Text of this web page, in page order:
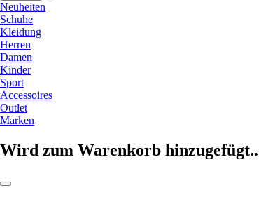
Neuheiten
Schuhe
Kleidung
Herren
Damen
Kinder
Sport
Accessoires
Outlet
Marken
Wird zum Warenkorb